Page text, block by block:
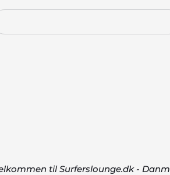
til Surferslounge.dk -